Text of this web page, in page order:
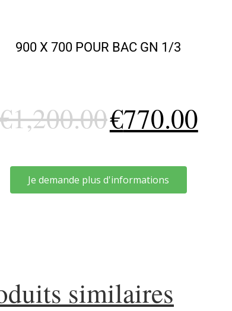
900 X 700 POUR BAC GN 1/3
1,200.00€770.00
Je demande plus d'informations
similaires